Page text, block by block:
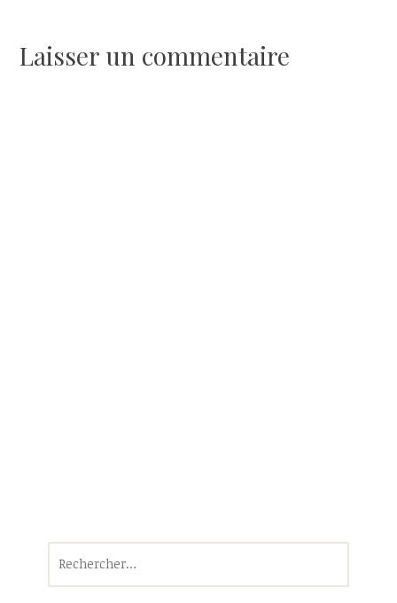
l’article
Laisser un commentaire